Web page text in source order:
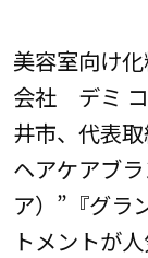
美容室向け
会社 デミ コ
井市、代表
ヘアケアブ
ア）”『グラ
トメントが